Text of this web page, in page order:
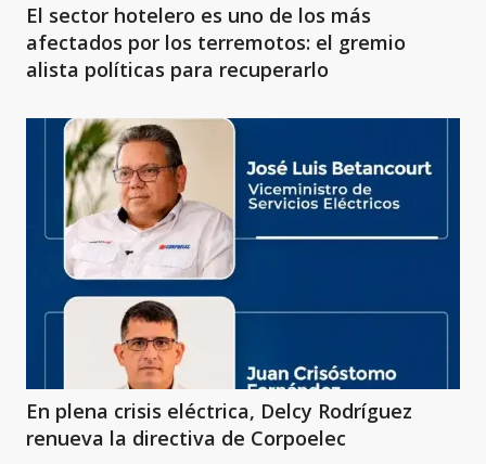
El sector hotelero es uno de los más
afectados por los terremotos: el gremio
alista políticas para recuperarlo
En plena crisis eléctrica, Delcy Rodríguez
renueva la directiva de Corpoelec